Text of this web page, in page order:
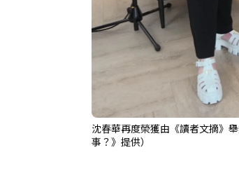
沈春華再度榮獲由《讀者文摘》
事？》提供）